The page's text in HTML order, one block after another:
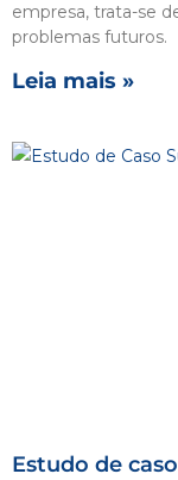
empresa, trata-se
problemas futuros.
Leia mais »
Estudo de